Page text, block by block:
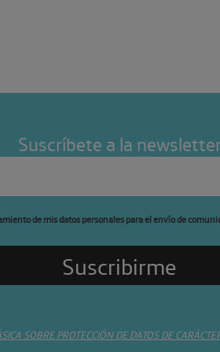
Suscríbete a la
de mis datos personales para el envío de
SOBRE PROTECCIÓN DE DATOS DE